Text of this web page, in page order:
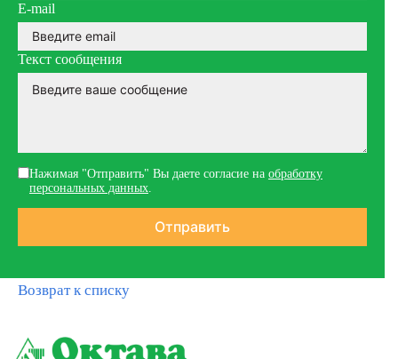
E-mail
Текст сообщения
Нажимая "Отправить" Вы даете согласие на обработку
персональных данных
Возврат к списку